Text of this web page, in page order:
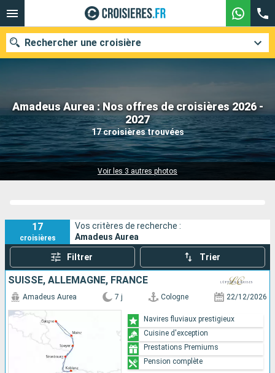
Amadeus Aurea : Nos offres de croisières 2026 -
2027
17 croisières trouvées
Voir les 3 autres photos
Rechercher une croisière
Nos destinations
Mois de départ
Compagnies
17
croisières
Vos critères de recherche :
Amadeus Aurea
Filtrer Trier
SUISSE, ALLEMAGNE, FRANCE
Amadeus Aurea 7 j Cologne 22/12/2026
Navires fluviaux prestigieux
Cuisine d'exception
Prestations Premiums
Pension complète